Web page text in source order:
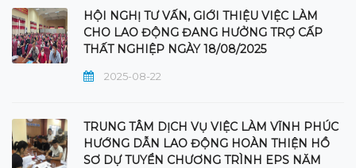
HỘI NGHỊ TƯ VẤN, GIỚI THIỆU VIỆC LÀM
CHO LAO ĐỘNG ĐANG HƯỞNG TRỢ CẤP
THẤT NGHIỆP NGÀY 18/08/2025
2025-08-22
TRUNG TÂM DỊCH VỤ VIỆC LÀM VĨNH PHÚC
HƯỚNG DẪN LAO ĐỘNG HOÀN THIỆN HỒ
SƠ DỰ TUYỂN CHƯƠNG TRÌNH EPS NĂM